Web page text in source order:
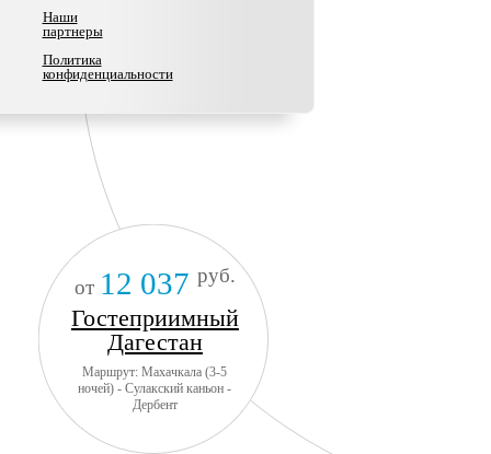
Наши
партнеры
Политика
конфиденциальности
от 12 037 руб.
Гостеприимный
Дагестан
Маршрут: Махачкала (3-5
ночей) - Сулакский каньон -
Дербент